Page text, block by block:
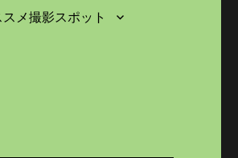
スメ撮影スポット